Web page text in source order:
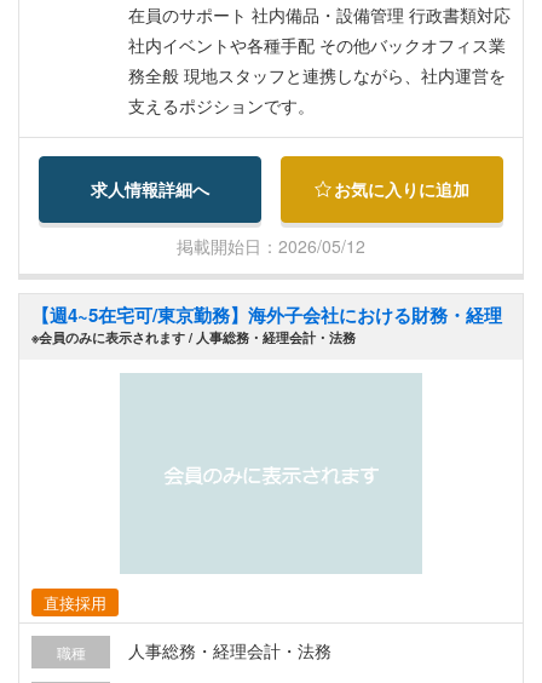
在員のサポート 社内備品・設備管理 行政書類対応
社内イベントや各種手配 その他バックオフィス業
務全般 現地スタッフと連携しながら、社内運営を
支えるポジションです。
求人情報詳細へ お気に入りに追加
掲載開始日：2026/05/12
【週4~5在宅可/東京勤務】海外子会社における財務・経理
※会員のみに表示されます / 人事総務・経理会計・法務
直接採用
職種 人事総務・経理会計・法務